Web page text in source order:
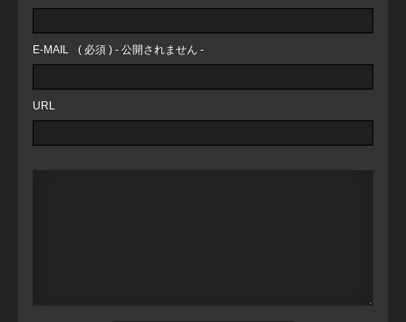
E-MAIL ( 必須 ) - 公開されません -
URL